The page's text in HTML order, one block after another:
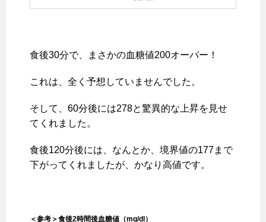
食後30分で、まさかの血糖値200オーバー！
これは、全く予想していませんでした。
そして、60分後には278と驚異的な上昇を見せ
てくれました。
食後120分後には、なんとか、境界値の177まで
下がってくれましたが、かなり高値です。
＜参考＞食後2時間後血糖値（mg/dl）